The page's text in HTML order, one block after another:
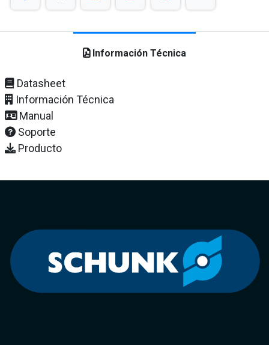
Información Técnica
Datasheet
Información Técnica
Manual
Soporte
Producto